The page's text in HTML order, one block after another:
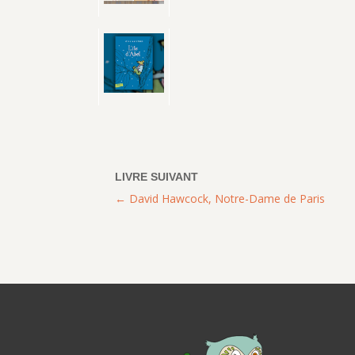
David Hawcock, Notre-Dame de Paris